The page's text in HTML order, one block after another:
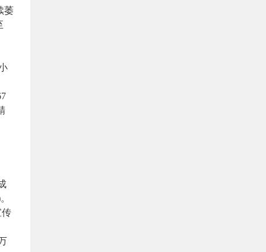
萎
传